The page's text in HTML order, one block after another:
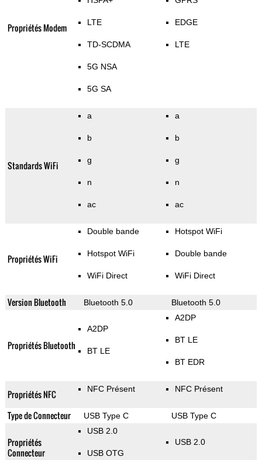
Propriétés Modem LTE
TD-SCDMA
5G NSA
5G SA
EDGE
LTE
Standards WiFi
a
b
g
n
ac
a
b
g
n
ac
Propriétés WiFi
Double bande
Hotspot WiFi
WiFi Direct
Hotspot WiFi
Double bande
WiFi Direct
Version Bluetooth Bluetooth 5.0 Bluetooth 5.0
Propriétés Bluetooth
A2DP
BT LE
A2DP
BT LE
BT EDR
Propriétés NFC NFC Présent NFC Présent
Type de Connecteur USB Type C USB Type C
Propriétés
Connecteur
USB 2.0
USB OTG
USB 2.0